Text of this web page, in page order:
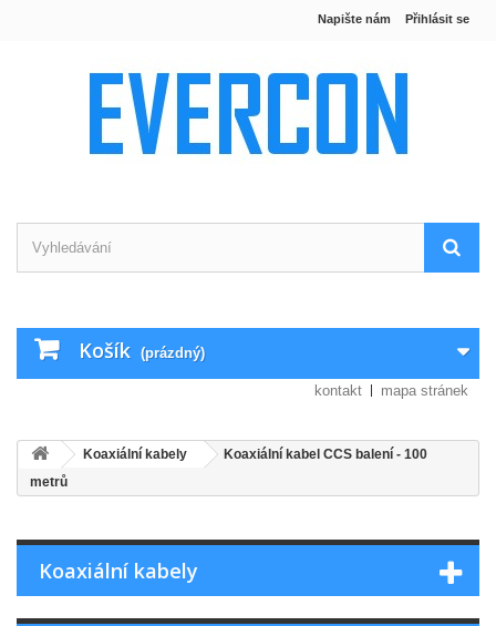
Přihlásit se
Napište nám
Košík (prázdný)
kontakt mapa stránek
Koaxiální kabely
Koaxiální kabel CCS balení - 100
metrů
Koaxiální kabely